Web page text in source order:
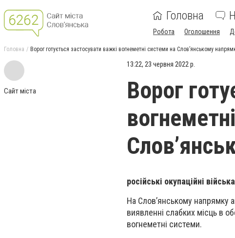
Головна
Робота Оголошення
Головна Ворог готується застосувати важкі вогнеметні системи на Слов’янському
Сайт міста
13:22, 23 червня 2022 р.
Ворог
російські окупаційні
На Слов’янському напрямку
виявленні слабких місць в
вогнеметні системи.